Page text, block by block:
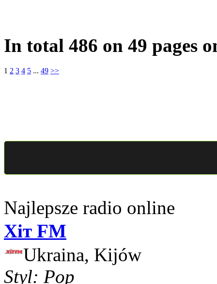
In total 486 on 49 pages
1 2 3 4 5 ... 49 >>
Najlepsze radio online
Хіт FM
Ukraina, Kijów
Styl: Pop